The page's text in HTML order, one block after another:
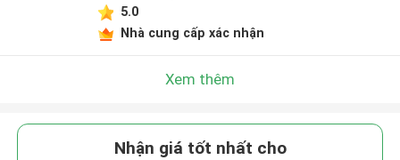
5.0
Nhà cung cấp xác nhận
Xem thêm
Nhận giá tốt nhất cho